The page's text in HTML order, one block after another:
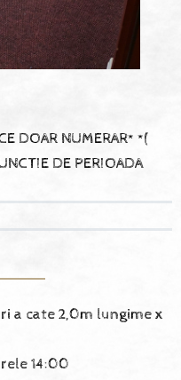
DOAR NUMERAR* *(
DE PERIOADA
a cate 2,0m lungime x
14:00